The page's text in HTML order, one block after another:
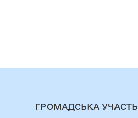
ГРОМАДСЬКА УЧАСТЬ